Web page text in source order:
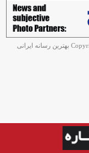
Copyright © Best Iranian Persian Canadian news ads media magazine بهترین رسانه ایرانی